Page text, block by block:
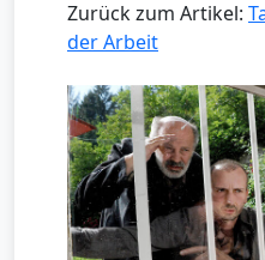
Zurück zum Artikel:
der Arbeit